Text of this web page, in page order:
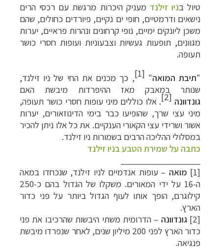
טיול בניו זילנד מעניק היכרות מרגשת עם רכסי הרים
נישאים ודרמטיים, חופי ים נקיים, פיורדים כחולים, שהם
משכן ליונקים ימיים, נופי קרחונים ונהרות פראיים, יערות
מגוונים, תופעות געשיות וצבעוניות ועופות חסרי כושר
תעופה.
"תיבת המואה"
[1]
, כך מכנים את החי של ניו זילנד,
שנותר במאבק מאז ההיפרדות מיבשת האם
גונדוונה [2]
. אלו כוללים מיני עופות חסרי כושר תעופה,
מיני עצי שרך, שהופיעו כבר בימי הדינוזאורים, יערות
אשור ושרידי עצי הקאורי הענקיים. את כל אלו ניתן להכיר
במסלולי ההליכה הרבים בשמורות ניו זילנד.
כתבה על שמירת הטבע בניו זילנד
[1]
מואה – עופות אנדמיים לניו זילנד, שנכחדו במאה
ה-16 על ידי המאורים. משקלו של הגדול בהם כ-250
קילוגרם, הופך אותו לעוף הגדול ביותר על פני כדור
הארץ.
[2]
גונדוונה –הדרומית משתי היבשות שהרכיבו את פני
כדור הארץ לפני 200 מיליון שנים, לאחר שנפרדו מיבשת
פנגיאה.